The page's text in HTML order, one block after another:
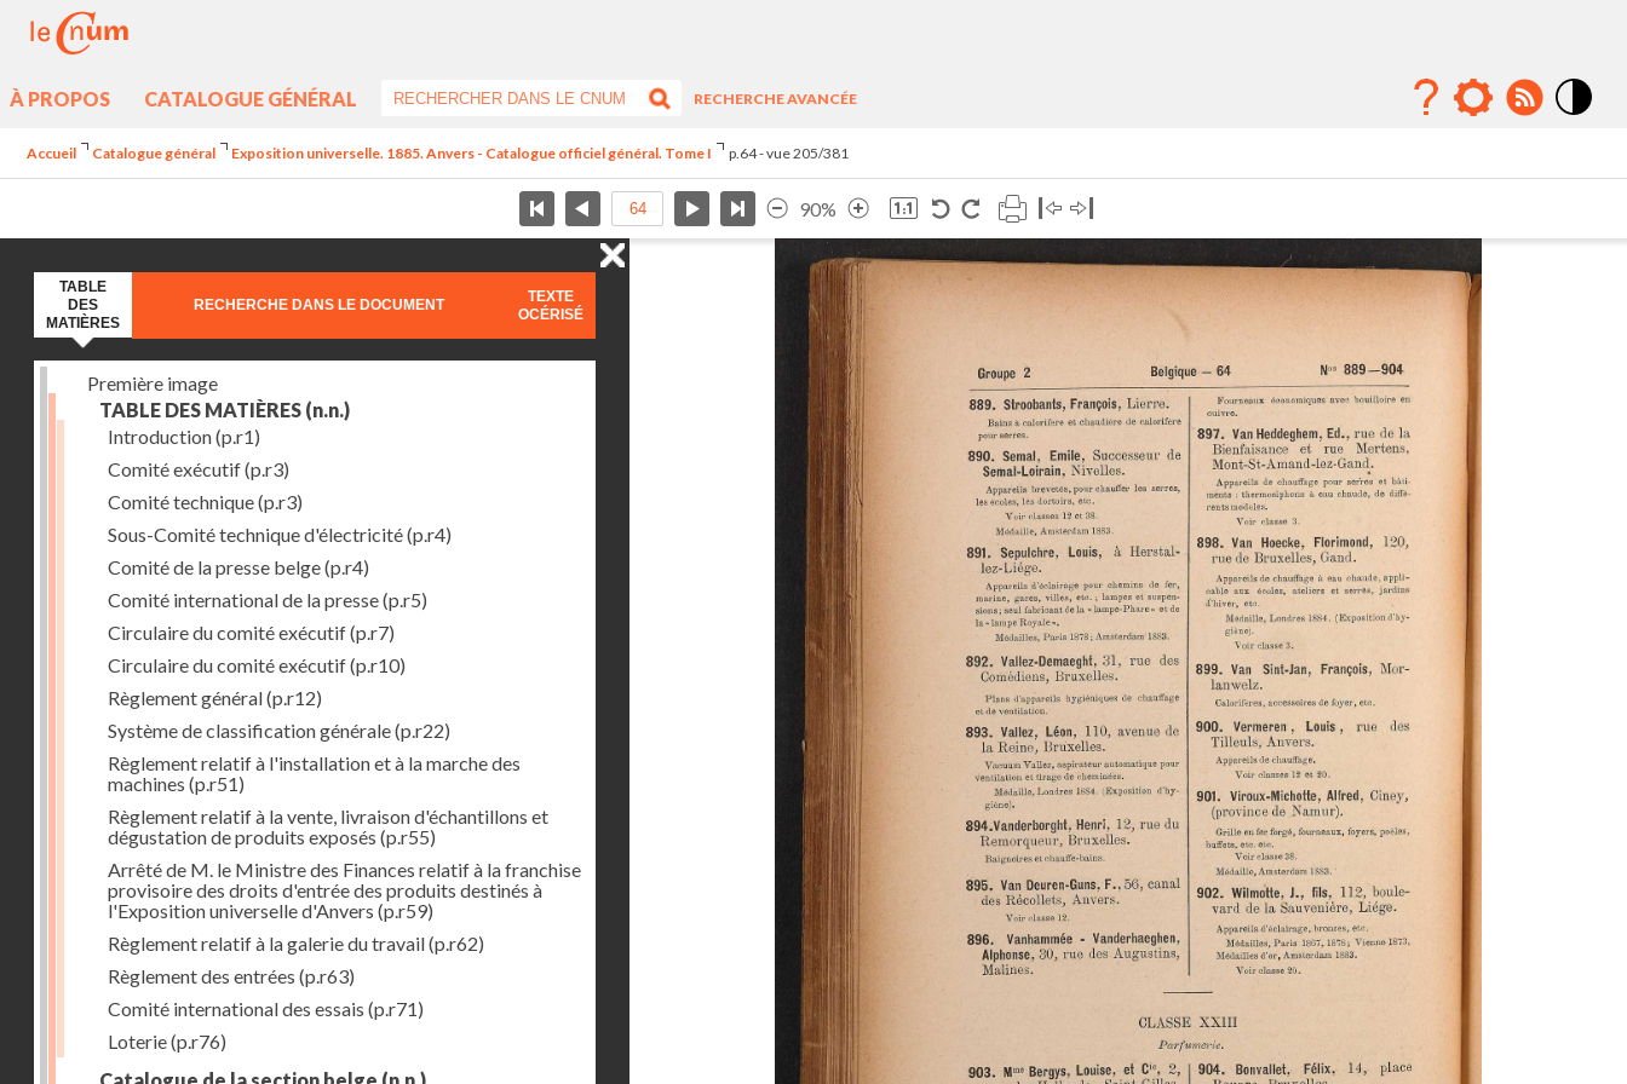
À PROPOS CATALOGUE GÉNÉRAL
RECHERCHE AVANCÉE
Accueil Catalogue général Exposition universelle. 1885. Anvers - Catalogue officiel général. Tome I p.64 - vue 205/381
90%
TABLE
DES
MATIÈRES
RECHERCHE DANS LE DOCUMENT
TEXTE
OCÉRISÉ
Première image
TABLE DES MATIÈRES (n.n.)
Introduction(p.r1)
Comité exécutif(p.r3)
Comité technique(p.r3)
Sous-Comité technique d'électricité(p.r4)
Comité de la presse belge(p.r4)
Comité international de la presse(p.r5)
Circulaire du comité exécutif(p.r7)
Circulaire du comité exécutif(p.r10)
Règlement général(p.r12)
Système de classification générale(p.r22)
Règlement relatif à l'installation et à la marche des
machines (p.r51)
Règlement relatif à la vente, livraison d'échantillons et
dégustation de produits exposés (p.r55)
Arrêté de M. le Ministre des Finances relatif à la franchise
provisoire des droits d'entrée des produits destinés à
l'Exposition universelle d'Anvers (p.r59)
Règlement relatif à la galerie du travail(p.r62)
Règlement des entrées (p.r63)
Comité international des essais (p.r71)
Loterie(p.r76)